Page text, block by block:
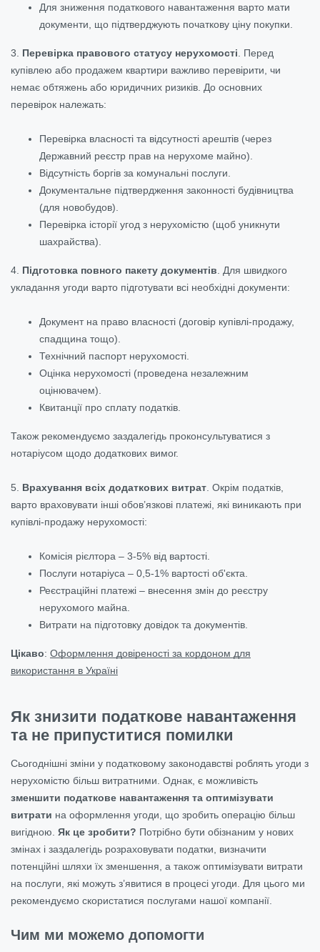
Для зниження податкового навантаження варто мати
документи, що підтверджують початкову ціну покупки.
3. Перевірка правового статусу нерухомості . Перед
купівлею або продажем квартири важливо перевірити, чи
немає обтяжень або юридичних ризиків. До основних
перевірок належать:
Перевірка власності та відсутності арештів (через
Державний реєстр прав на нерухоме майно).
Відсутність боргів за комунальні послуги.
Документальне підтвердження законності будівництва
(для новобудов).
Перевірка історії угод з нерухомістю (щоб уникнути
шахрайства).
4. Підготовка повного пакету документів . Для швидкого
укладання угоди варто підготувати всі необхідні документи:
Документ на право власності (договір купівлі-продажу,
спадщина тощо).
Технічний паспорт нерухомості.
Оцінка нерухомості (проведена незалежним
оцінювачем).
Квитанції про сплату податків.
Також рекомендуємо заздалегідь проконсультуватися з
нотаріусом щодо додаткових вимог.
5. Врахування всіх додаткових витрат . Окрім податків,
варто враховувати інші обов’язкові платежі, які виникають при
купівлі-продажу нерухомості:
Комісія рієлтора – 3-5% від вартості.
Послуги нотаріуса – 0,5-1% вартості об'єкта.
Реєстраційні платежі – внесення змін до реєстру
нерухомого майна.
Витрати на підготовку довідок та документів.
Цікаво: Оформлення довіреності за кордоном для
використання в Україні
Як знизити податкове навантаження
та не припуститися помилки
Сьогоднішні зміни у податковому законодавстві роблять угоди з
нерухомістю більш витратними. Однак, є можливість
зменшити податкове навантаження та оптимізувати
витрати на оформлення угоди, що зробить операцію більш
вигідною. Як це зробити? Потрібно бути обізнаним у нових
змінах і заздалегідь розраховувати податки, визначити
потенційні шляхи їх зменшення, а також оптимізувати витрати
на послуги, які можуть з’явитися в процесі угоди. Для цього ми
рекомендуємо скористатися послугами нашої компанії.
Чим ми можемо допомогти